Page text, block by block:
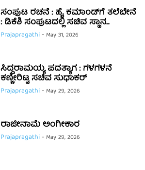
ಸಂಪುಟ ರಚನೆ : ಹೈ ಕಮಾಂಡ್‌ಗೆ ತಲೆಬೇನೆ
: ಡಿಕೆಶಿ ಸಂಪುಟದಲ್ಲಿ ಸಚಿವ ಸ್ಥಾನ...
Prajapragathi- May 31, 2026
ಸಿದ್ದರಾಮಯ್ಯ ಪದತ್ಯಾಗ : ಗಳಗಳನೆ
ಕಣ್ಣೀರಿಟ್ಟ ಸಚಿವ ಸುಧಾಕರ್
Prajapragathi- May 29, 2026
ರಾಜೀನಾಮೆ ಅಂಗೀಕಾರ
Prajapragathi- May 29, 2026